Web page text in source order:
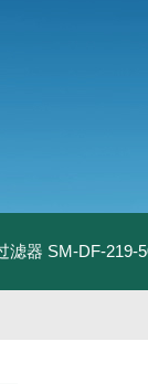
滤器 SM-DF-219-